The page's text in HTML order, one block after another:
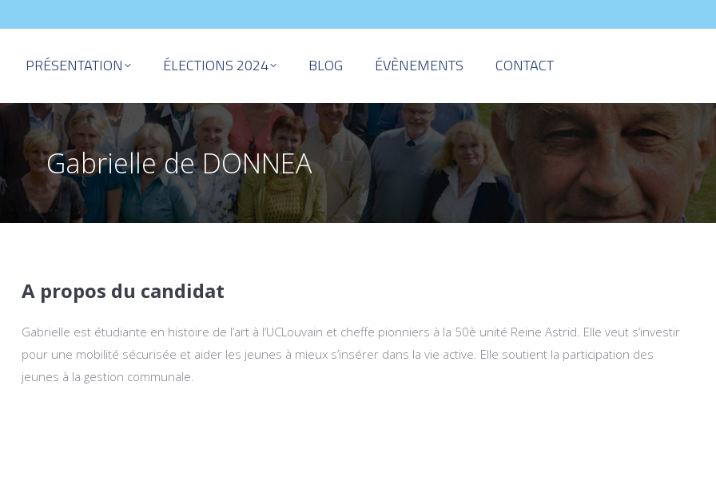
PRÉSENTATION ÉLECTIONS 2024 BLOG ÉVÈNEMENTS CONTACT
Gabrielle de DONNEA
A propos du candidat
Gabrielle est étudiante en histoire de l’art à l’UCLouvain et cheffe pionniers à la 50è unité Reine Astrid. Elle veut s’investir
pour une mobilité sécurisée et aider les jeunes à mieux s’insérer dans la vie active. Elle soutient la participation des
jeunes à la gestion communale.